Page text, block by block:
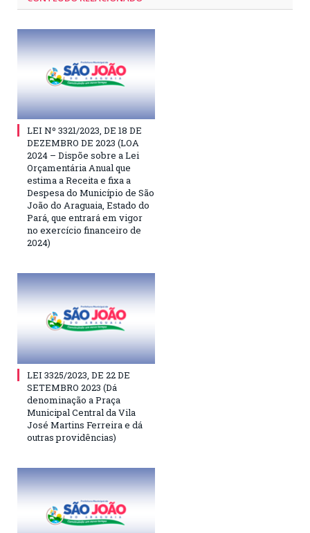
LEI Nº 3321/2023, DE 18 DE
DEZEMBRO DE 2023 (LOA
2024 – Dispõe sobre a Lei
Orçamentária Anual que
estima a Receita e fixa a
Despesa do Município de São
João do Araguaia, Estado do
Pará, que entrará em vigor
no exercício financeiro de
2024)
LEI 3325/2023, DE 22 DE
SETEMBRO 2023 (Dá
denominação a Praça
Municipal Central da Vila
José Martins Ferreira e dá
outras providências)